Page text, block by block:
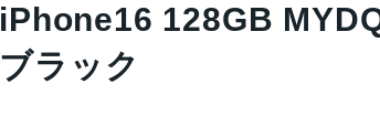
iPhone16 128GB
ブラック